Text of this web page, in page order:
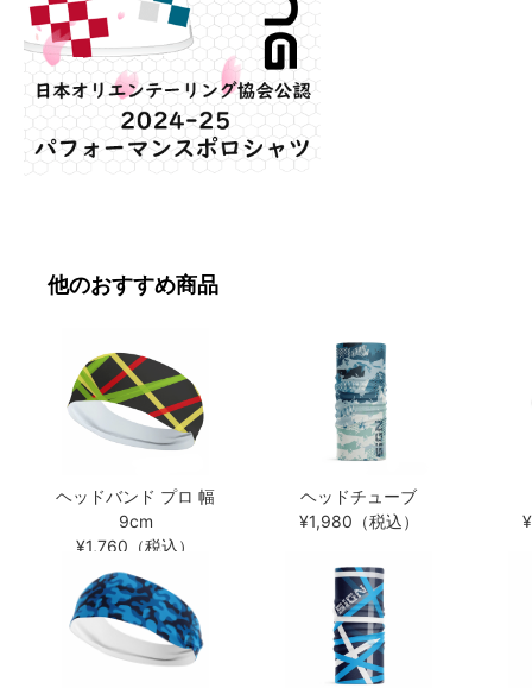
他のおすすめ商品
ヘッドバンド プロ 幅
9cm
¥1,760（税込）
ヘッドチューブ
¥1,980（税込）